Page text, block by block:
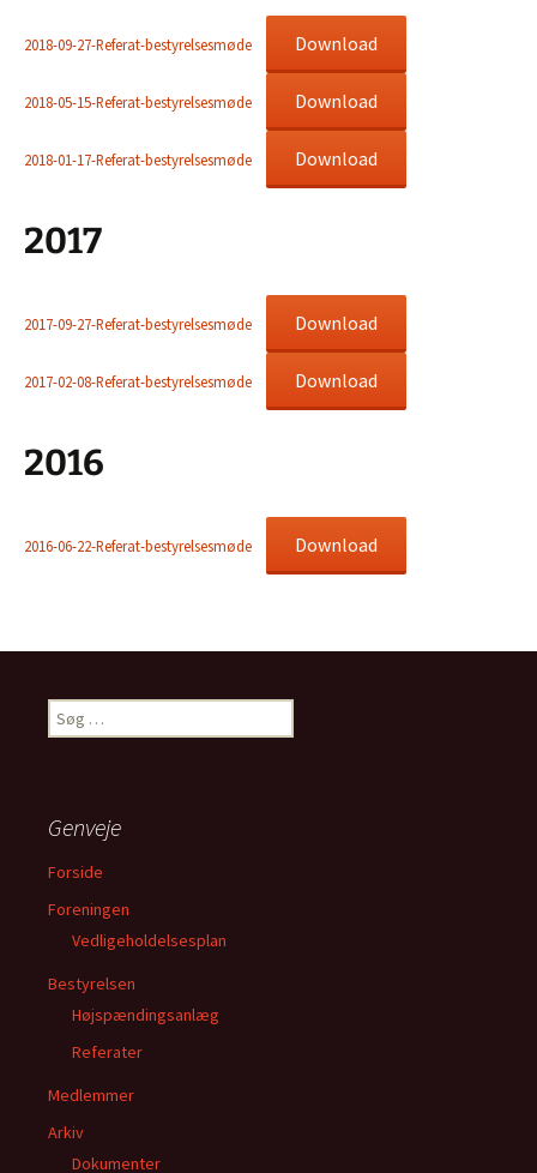
2018-09-27-Referat-bestyrelsesmøde Download
2018-05-15-Referat-bestyrelsesmøde Download
2018-01-17-Referat-bestyrelsesmøde Download
2017
2017-09-27-Referat-bestyrelsesmøde Download
2017-02-08-Referat-bestyrelsesmøde Download
2016
2016-06-22-Referat-bestyrelsesmøde Download
Søg
efter:
Genveje
Forside
Foreningen
Vedligeholdelsesplan
Bestyrelsen
Højspændingsanlæg
Referater
Medlemmer
Arkiv
Dokumenter